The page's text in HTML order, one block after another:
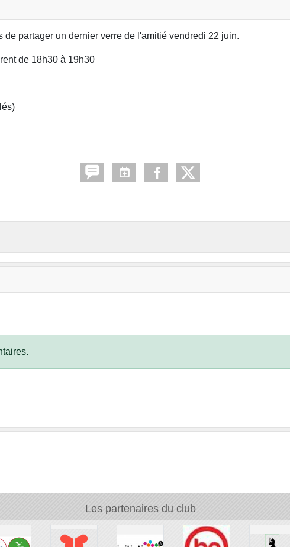
partager un dernier verre de l'amitié vendredi 22 juin.
de 18h30 à 19h30
Les partenaires du club